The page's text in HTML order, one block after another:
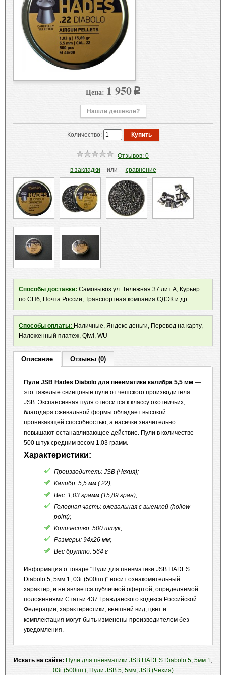
Цена: 1 950 p
Нашли дешевле?
Количество:
Отзывов: 0
в закладки - или - сравнение
Способы доставки: Самовывоз ул. Тележная 37 лит А, Курьер
по СПб, Почта России, Транспортная компания СДЭК и др.
Способы оплаты: Наличные, Яндекс деньги, Перевод на карту,
Наложенный платеж, Qiwi, WU
Описание Отзывы (0)
Пули JSB Hades Diabolo для пневматики калибра 5,5 мм —
это тяжелые свинцовые пули от чешского производителя
JSB. Экспансивная пуля относится к классу охотничьих,
благодаря ожевальной формы обладает высокой
проникающей способностью, а насечки значительно
повышают останавливающее действие. Пули в количестве
500 штук средним весом 1,03 грамм.
Характеристики:
Производитель: JSB (Чехия);
Калибр: 5,5 мм (.22);
Вес: 1,03 грамм (15,89 гран);
Головная часть: ожевальная с выемкой (hollow
point);
Количество: 500 штук;
Размеры: 94х26 мм;
Вес брутто: 564 г
Информация о товаре "Пули для пневматики JSB HADES
Diabolo 5, 5мм 1, 03г (500шт)" носит ознакомительный
характер, и не является публичной офертой, определяемой
положениями Статьи 437 Гражданского кодекса Российской
Федерации, характеристики, внешний вид, цвет и
комплектация могут быть изменены производителем без
уведомления.
Искать на сайте: Пули для пневматики JSB HADES Diabolo 5, 5мм 1,
03г (500шт), Пули JSB 5, 5мм, JSB (Чехия)